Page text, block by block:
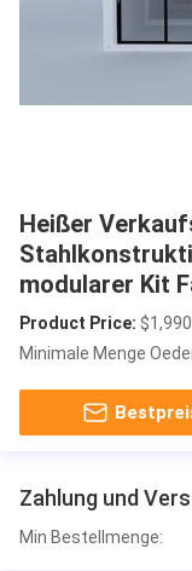
Heißer
modularer Kit
Product Price:
Minimale Menge
Zahlung und
Min Bestellmenge: